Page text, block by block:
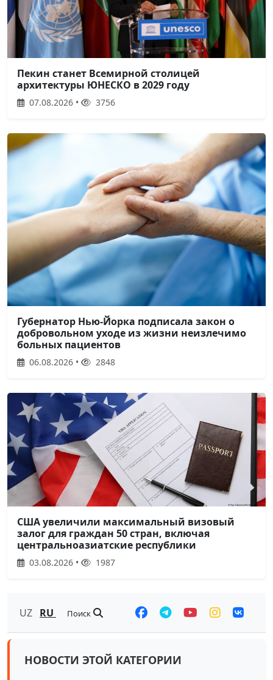
Пекин станет Всемирной столицей
архитектуры ЮНЕСКО в 2029 году
07.08.2026 • 3756
Губернатор Нью-Йорка подписала закон о
добровольном уходе из жизни неизлечимо
больных пациентов
06.08.2026 • 2848
США увеличили максимальный визовый
залог для граждан 50 стран, включая
центральноазиатские республики
03.08.2026 • 1987
UZ RU Поиск
НОВОСТИ ЭТОЙ КАТЕГОРИИ